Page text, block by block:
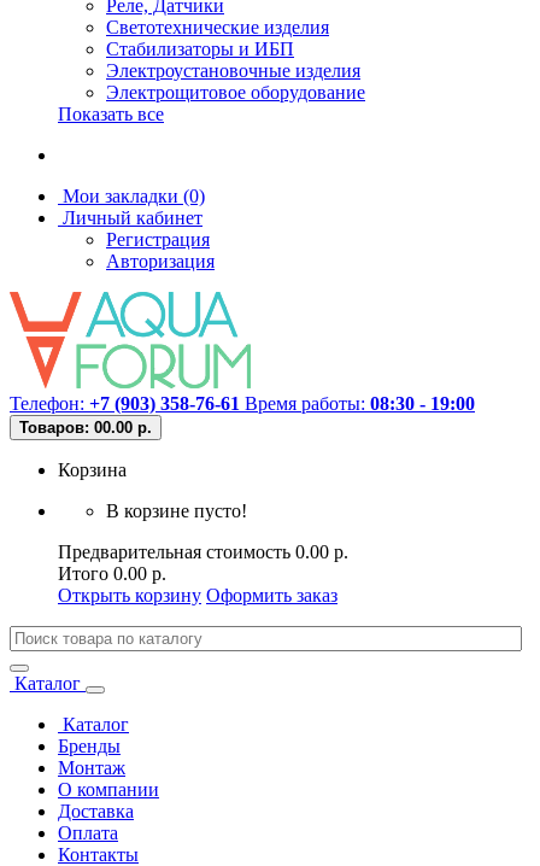
Реле, Датчики
Светотехнические изделия
Стабилизаторы и ИБП
Электроустановочные изделия
Электрощитовое оборудование
Показать все
Мои закладки (0)
Личный кабинет
Регистрация
Авторизация
Телефон: +7 (903) 358-76-61 Время работы: 08:30 - 19:00
Товаров: 00.00 р.
Корзина
В корзине пусто!
Предварительная стоимость 0.00 р.
Итого 0.00 р.
Открыть корзину Оформить заказ
Каталог
Каталог
Бренды
Монтаж
О компании
Доставка
Оплата
Контакты